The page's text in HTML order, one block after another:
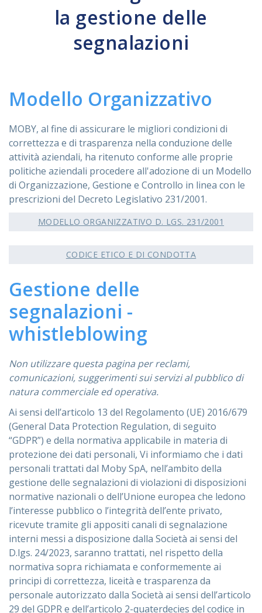
ASSISTENZA
Assistenza02 76028132
la gestione delle
segnalazioni
Modello Organizzativo
MOBY, al fine di assicurare le migliori condizioni di
correttezza e di trasparenza nella conduzione delle
attività aziendali, ha ritenuto conforme alle proprie
politiche aziendali procedere all'adozione di un Modello
di Organizzazione, Gestione e Controllo in linea con le
prescrizioni del Decreto Legislativo 231/2001.
MODELLO ORGANIZZATIVO D. LGS. 231/2001
CODICE ETICO E DI CONDOTTA
Gestione delle
segnalazioni -
whistleblowing
Non utilizzare questa pagina per reclami,
comunicazioni, suggerimenti sui servizi al pubblico di
natura commerciale ed operativa.
Ai sensi dell’articolo 13 del Regolamento (UE) 2016/679
(General Data Protection Regulation, di seguito
“GDPR”) e della normativa applicabile in materia di
protezione dei dati personali, Vi informiamo che i dati
personali trattati dal Moby SpA, nell’ambito della
gestione delle segnalazioni di violazioni di disposizioni
normative nazionali o dell’Unione europea che ledono
l’interesse pubblico o l’integrità dell’ente privato,
ricevute tramite gli appositi canali di segnalazione
interni messi a disposizione dalla Società ai sensi del
D.lgs. 24/2023, saranno trattati, nel rispetto della
normativa sopra richiamata e conformemente ai
principi di correttezza, liceità e trasparenza da
personale autorizzato dalla Società ai sensi dell’articolo
29 del GDPR e dell’articolo 2-quaterdecies del codice in